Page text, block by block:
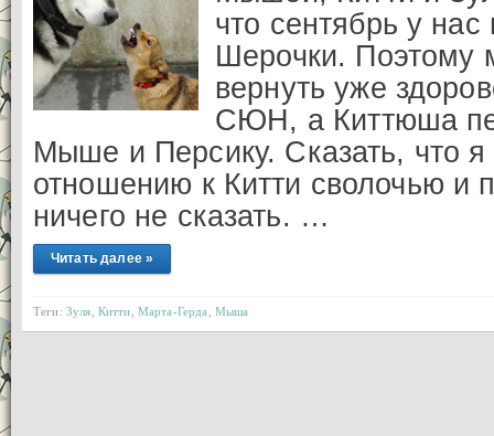
что сентябрь у
Шерочки. Поэтому
вернуть уже
СЮН, а Киттюша
Мыше и Персику. Сказать, что я
отношению к Китти сволочью и
ничего не сказать. …
Читать далее »
Теги: Зуля Китти Марта-Герда Мыша